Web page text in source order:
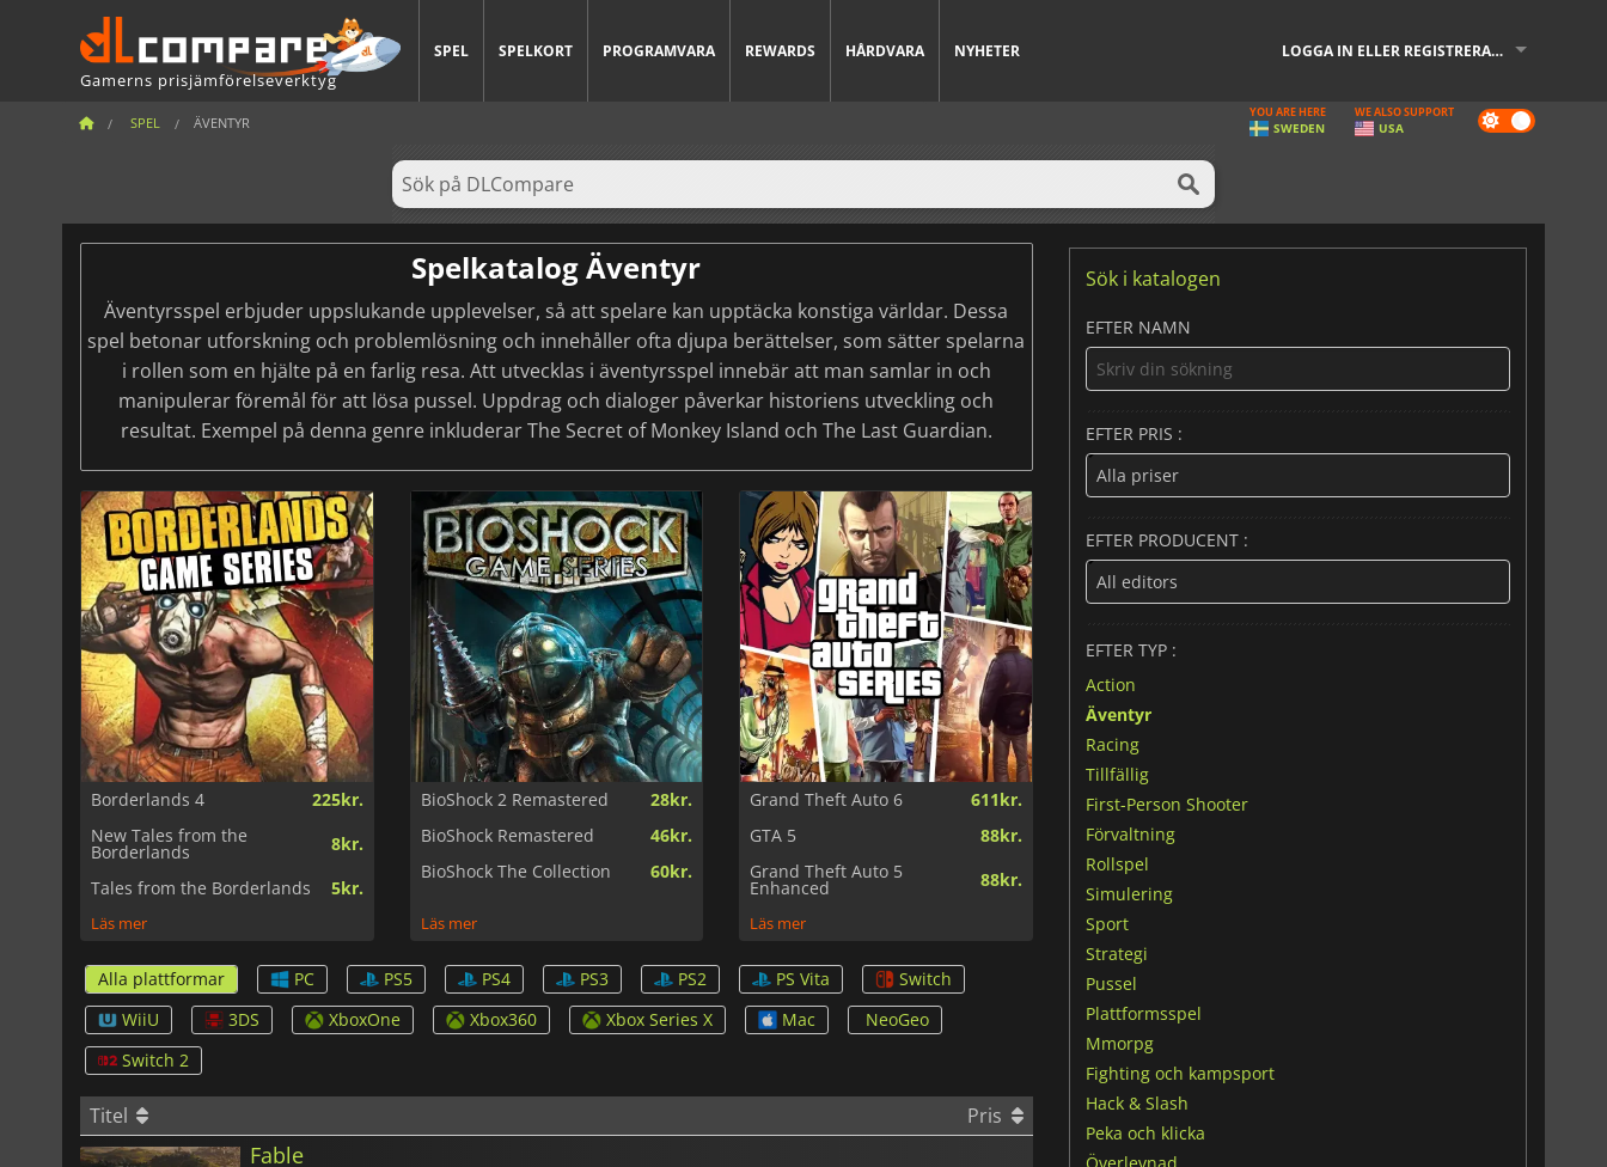
Gamerns prisjämförelseverktyg
SPEL SPELKORT PROGRAMVARA REWARDS HÅRDVARA NYHETER LOGGA IN ELLER REGISTRERA DIG
SPEL ÄVENTYR Dark
mode
YOU ARE HERE
SWEDEN
WE ALSO SUPPORT
USA
Spelkatalog Äventyr
Äventyrsspel erbjuder uppslukande upplevelser, så att spelare kan upptäcka konstiga världar. Dessa
spel betonar utforskning och problemlösning och innehåller ofta djupa berättelser, som sätter spelarna
i rollen som en hjälte på en farlig resa. Att utvecklas i äventyrsspel innebär att man samlar in och
manipulerar föremål för att lösa pussel. Uppdrag och dialoger påverkar historiens utveckling och
resultat. Exempel på denna genre inkluderar The Secret of Monkey Island och The Last Guardian.
Borderlands 4
225kr.
New Tales from the
Borderlands
8kr.
Tales from the Borderlands
5kr.
Läs mer
BioShock 2 Remastered
28kr.
BioShock Remastered
46kr.
BioShock The Collection
60kr.
Läs mer
Grand Theft Auto 6
611kr.
GTA 5
88kr.
Grand Theft Auto 5
Enhanced 88kr.
Läs mer
Alla plattformar PC PS5 PS4 PS3 PS2 PS Vita
Switch
WiiU
3DS XboxOne Xbox360 Xbox Series X Mac
NeoGeo
Switch 2
Titel Pris
Fable
Sök i katalogen
EFTER NAMN
EFTER PRIS :
EFTER PRODUCENT :
EFTER TYP :
Action
Äventyr
Racing
Tillfällig
First-Person Shooter
Förvaltning
Rollspel
Simulering
Sport
Strategi
Pussel
Plattformsspel
Mmorpg
Fighting och kampsport
Hack & Slash
Peka och klicka